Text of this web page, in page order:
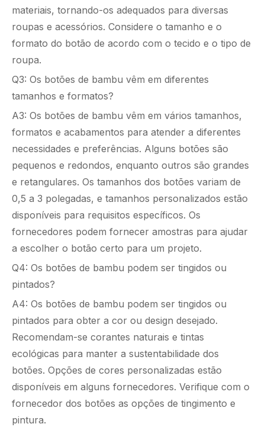
materiais, tornando-os adequados para diversas
roupas e acessórios. Considere o tamanho e o
formato do botão de acordo com o tecido e o tipo de
roupa.
Q3: Os botões de bambu vêm em diferentes
tamanhos e formatos?
A3: Os botões de bambu vêm em vários tamanhos,
formatos e acabamentos para atender a diferentes
necessidades e preferências. Alguns botões são
pequenos e redondos, enquanto outros são grandes
e retangulares. Os tamanhos dos botões variam de
0,5 a 3 polegadas, e tamanhos personalizados estão
disponíveis para requisitos específicos. Os
fornecedores podem fornecer amostras para ajudar
a escolher o botão certo para um projeto.
Q4: Os botões de bambu podem ser tingidos ou
pintados?
A4: Os botões de bambu podem ser tingidos ou
pintados para obter a cor ou design desejado.
Recomendam-se corantes naturais e tintas
ecológicas para manter a sustentabilidade dos
botões. Opções de cores personalizadas estão
disponíveis em alguns fornecedores. Verifique com o
fornecedor dos botões as opções de tingimento e
pintura.